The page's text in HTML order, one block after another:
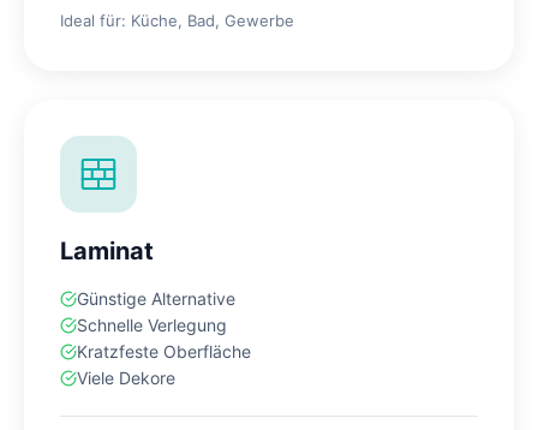
Ideal für: Küche, Bad, Gewerbe
Laminat
Günstige Alternative
Schnelle Verlegung
Kratzfeste Oberfläche
Viele Dekore